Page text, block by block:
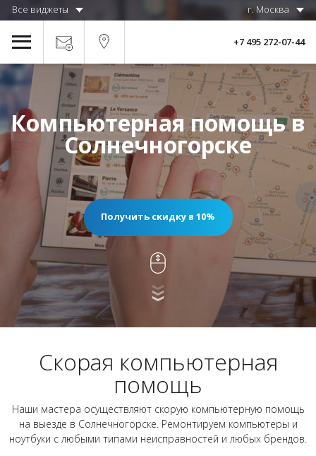
Все виджеты г. Москва
+7 495 272-07-44
Компьютерная помощь в
Солнечногорске
Получить скидку в 10%
Скорая компьютерная
помощь
Наши мастера осуществляют скорую компьютерную помощь
на выезде в Солнечногорске. Ремонтируем компьютеры и
ноутбуки с любыми типами неисправностей и любых брендов.